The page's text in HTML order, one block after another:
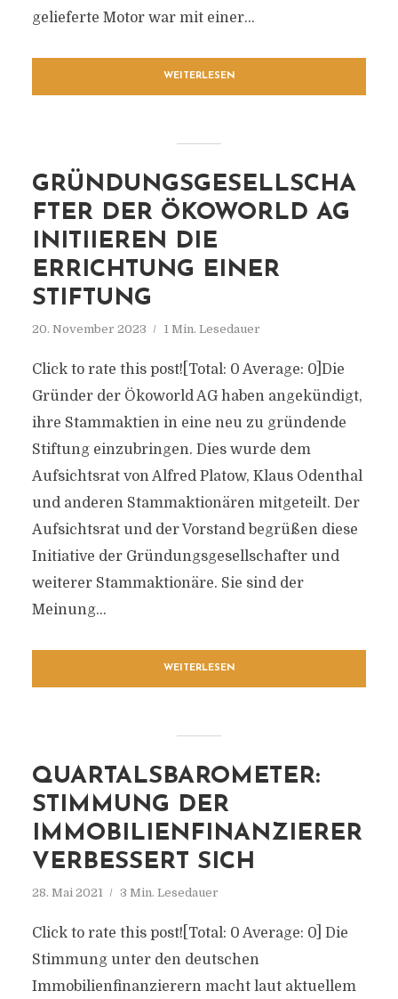
gelieferte Motor war mit einer...
WEITERLESEN
GRÜNDUNGSGESELLSCHA
FTER DER ÖKOWORLD AG
INITIIEREN DIE
ERRICHTUNG EINER
STIFTUNG
20. November 2023 1 Min. Lesedauer
Click to rate this post![Total: 0 Average: 0]Die
Gründer der Ökoworld AG haben angekündigt,
ihre Stammaktien in eine neu zu gründende
Stiftung einzubringen. Dies wurde dem
Aufsichtsrat von Alfred Platow, Klaus Odenthal
und anderen Stammaktionären mitgeteilt. Der
Aufsichtsrat und der Vorstand begrüßen diese
Initiative der Gründungsgesellschafter und
weiterer Stammaktionäre. Sie sind der
Meinung...
WEITERLESEN
QUARTALSBAROMETER:
STIMMUNG DER
IMMOBILIENFINANZIERER
VERBESSERT SICH
28. Mai 2021 3 Min. Lesedauer
Click to rate this post![Total: 0 Average: 0] Die
Stimmung unter den deutschen
Immobilienfinanzierern macht laut aktuellem